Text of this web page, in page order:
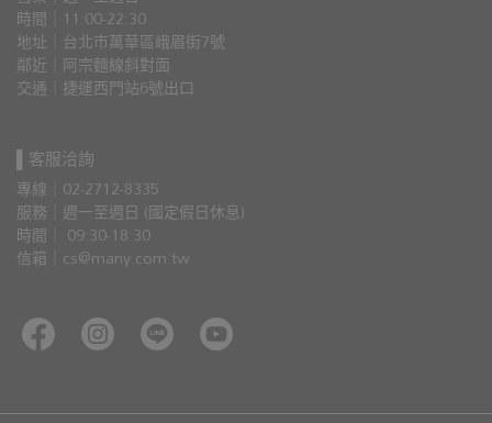
時間｜11:00-22:30
地址｜台北市萬華區峨眉街7號
鄰近｜阿宗麵線斜對面
交通｜捷運西門站6號出口
▌客服洽詢
專線｜02-2712-8335
服務｜週一至週日 (國定假日休息)
時間｜ 09:30-18:30
信箱｜cs@many.com.tw